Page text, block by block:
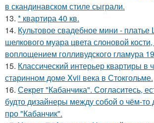
в скандинавском стиле сыграли.
13. * квартира 40 кв.
14. Культовое свадебное мини - платье
шелкового муара цвета слоновой кости,
воплощением голливудского гламура
15. Классический интерьер квартиры в
старинном доме Xvii века в Стокгольме.
16. Секрет "Кабанчика". Согласитесь,
будто дизайнеры между собой о чём-то
про "Кабанчик".